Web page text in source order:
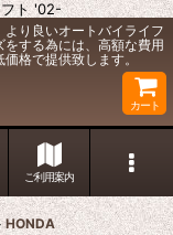
フト '02-
り良いオートバイライフ
する為には、高額な費用
格で提供致します。
カート
ご利用案内
HONDA